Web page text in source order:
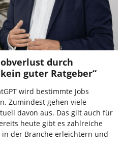
durch
guter Ratgeber“
wird bestimmte Jobs
Zumindest gehen viele
davon aus. Das gilt auch für
heute gibt es zahlreiche
der Branche erleichtern und